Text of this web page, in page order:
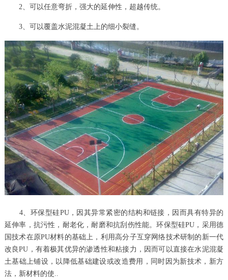
2、可以任意弯折，强大的延伸性，超越传统。
3、可以覆盖水泥混凝土上的细小裂缝。
4、环保型硅PU，因其异常紧密的结构和链接，因而具有特异的
延伸率，抗污性，耐老化，耐磨和抗刮伤性能。环保型硅PU，采用德
国技术在原PU材料的基础上，利用高分子互穿网络技术研制的新一代
改良PU，有着极其优异的渗透性和粘接力，因而可以直接在水泥混凝
土基础上铺设，以降低基础建设或改造费用，同时因为新技术，新方
法，新材料的使..